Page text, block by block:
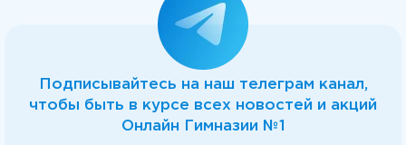
Подписывайтесь на наш телеграм канал,
чтобы быть в курсе всех новостей и акций
Онлайн Гимназии №1